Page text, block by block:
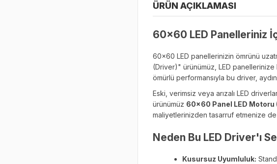
ÜRÜN AÇIKLAMASI
60x60 LED Panelleriniz
60x60 LED panellerinizin ömrünü
(Driver)" ürünümüz, LED panellerinize
ömürlü performansıyla bu driver,
Eski, verimsiz veya arızalı LED
ürünümüz 60x60 Panel LED Motoru
maliyetlerinizden tasarruf etmenize de
Neden Bu LED Driver'ı
Kusursuz Uyumluluk: